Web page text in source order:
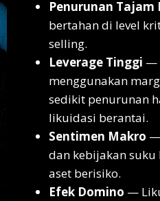
Penurunan Tajam
bertahan di level
selling.
Leverage Tinggi —
menggunakan
sedikit penurunan
likuidasi berantai.
Sentimen Makro —
dan kebijakan
aset berisiko.
Efek Domino —